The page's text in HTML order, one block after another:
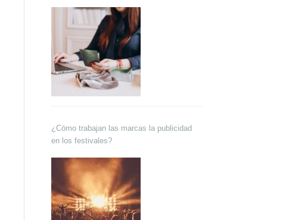
¿Cómo trabajan las marcas la publicidad
en los festivales?